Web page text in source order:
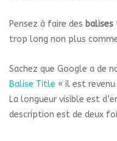
Pensez à faire des
trop long non plus
Sachez que Google a de
Balise Title « il est
La longueur visible est
description est de deux